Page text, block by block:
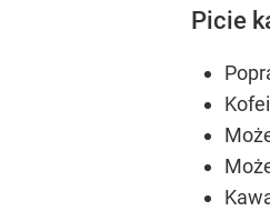
Picie